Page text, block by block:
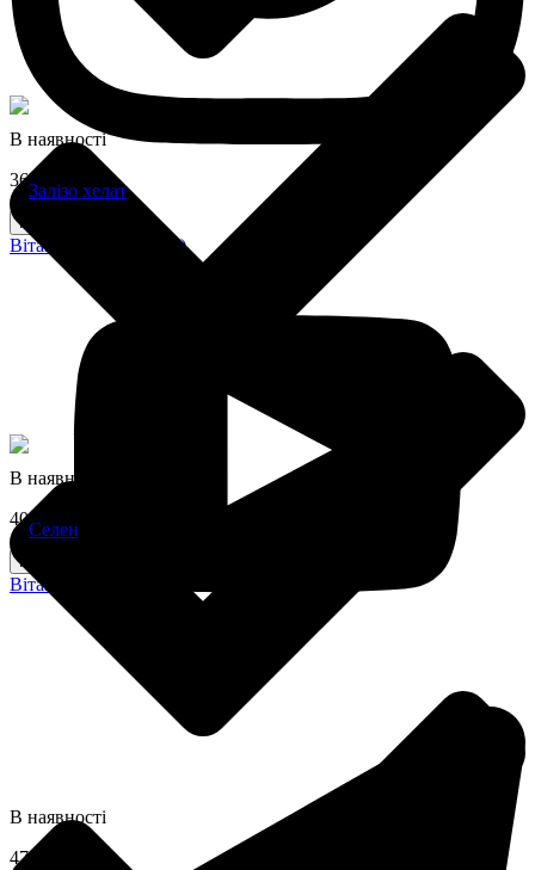
В наявності
365 грн
Купити
Вітамін D3(МО 2500)
В наявності
405 грн
Купити
Вітамін D3 (5000 МО)
В наявності
475 грн